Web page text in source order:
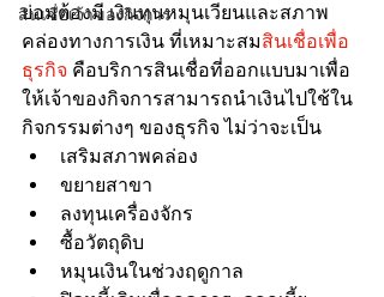
สินเชื่อเจ้าของกิจการ
ย่อมต้องมี เงินทุนหมุนเวียนและสภาพ
คล่องทางการเงิน ที่เหมาะสมสินเชื่อเพื่อ
ธุรกิจ คือบริการสินเชื่อที่ออกแบบมาเพื่อ
ให้เจ้าของกิจการสามารถนำเงินไปใช้ใน
กิจกรรมต่างๆ ของธุรกิจ ไม่ว่าจะเป็น
เสริมสภาพคล่อง
ขยายสาขา
ลงทุนเครื่องจักร
ซื้อวัตถุดิบ
หมุนเงินในช่วงฤดูกาล